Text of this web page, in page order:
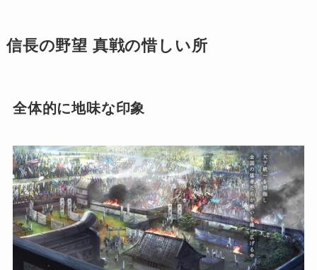
信長の野望 真戦の惜しい所
全体的に地味な印象